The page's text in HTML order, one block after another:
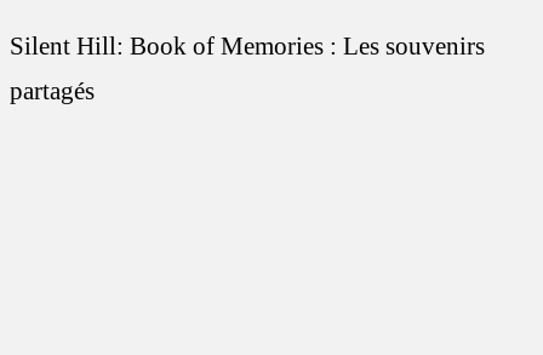
Silent Hill: Book of Memories : Les souvenirs
partagés